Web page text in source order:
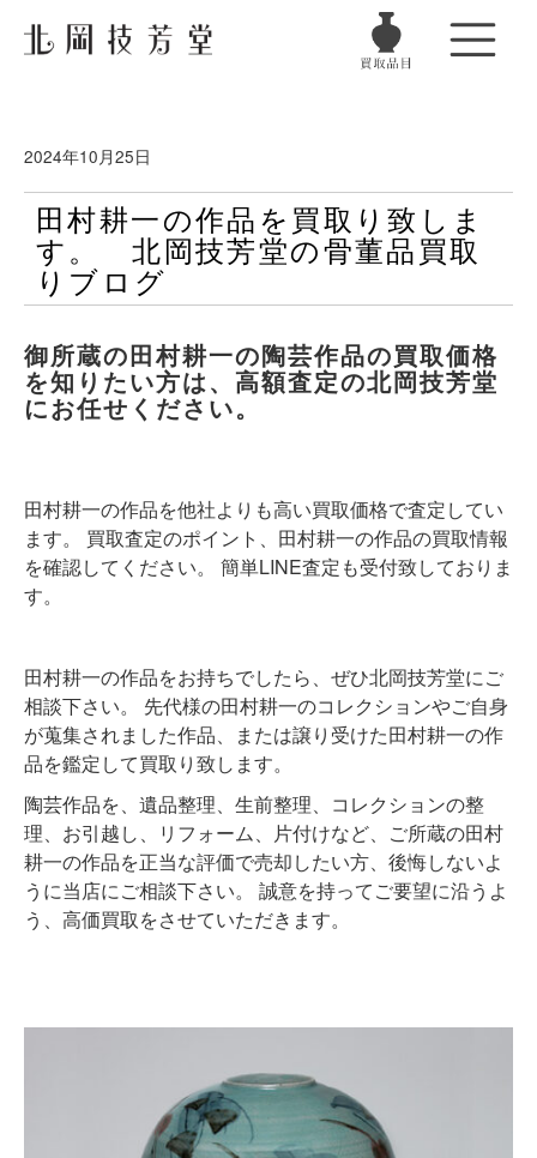
2024年10月25日
田村耕一の作品を買取り致しま
す。 北岡技芳堂の骨董品買取
りブログ
御所蔵の田村耕一の陶芸作品の買取価格
を知りたい方は、高額査定の北岡技芳堂
にお任せください。
田村耕一の作品を他社よりも高い買取価格で査定してい
ます。 買取査定のポイント、田村耕一の作品の買取情報
を確認してください。 簡単LINE査定も受付致しておりま
す。
田村耕一の作品をお持ちでしたら、ぜひ北岡技芳堂にご
相談下さい。 先代様の田村耕一のコレクションやご自身
が蒐集されました作品、または譲り受けた田村耕一の作
品を鑑定して買取り致します。
陶芸作品を、遺品整理、生前整理、コレクションの整
理、お引越し、リフォーム、片付けなど、ご所蔵の田村
耕一の作品を正当な評価で売却したい方、後悔しないよ
うに当店にご相談下さい。 誠意を持ってご要望に沿うよ
う、高価買取をさせていただきます。